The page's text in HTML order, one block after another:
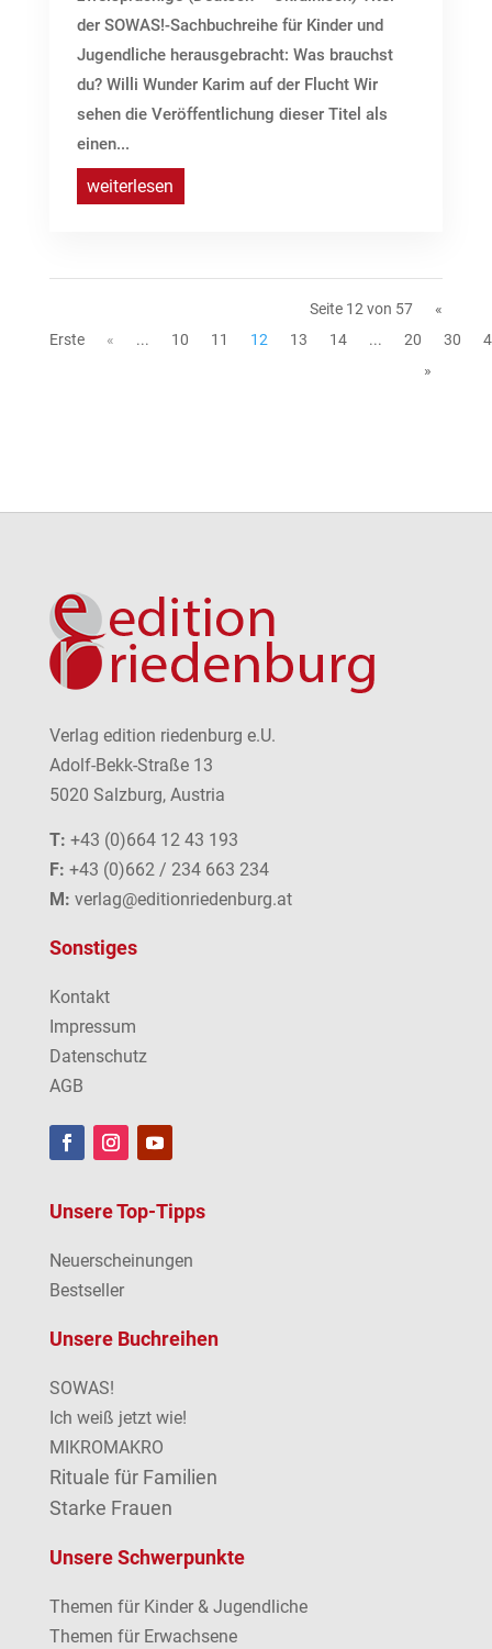
der SOWAS!-Sachbuchreihe für Kinder und
Jugendliche herausgebracht: Was brauchst
du? Willi Wunder Karim auf der Flucht Wir
sehen die Veröffentlichung dieser Titel als
einen...
weiterlesen
Seite 12 von 57
«
Erste
« ... 10 11 12 13 14 ... 20 30
»
Verlag edition riedenburg e.U.
Adolf-Bekk-Straße 13
5020 Salzburg, Austria
T: +43 (0)664 12 43 193
F: +43 (0)662 / 234 663 234
M: verlag@editionriedenburg.at
Sonstiges
Kontakt
Impressum
Datenschutz
AGB
Unsere Top-Tipps
Neuerscheinungen
Bestseller
Unsere Buchreihen
SOWAS!
Ich weiß jetzt wie!
MIKROMAKRO
Rituale für Familien
Starke Frauen
Unsere Schwerpunkte
Themen für Kinder & Jugendliche
Themen für Erwachsene